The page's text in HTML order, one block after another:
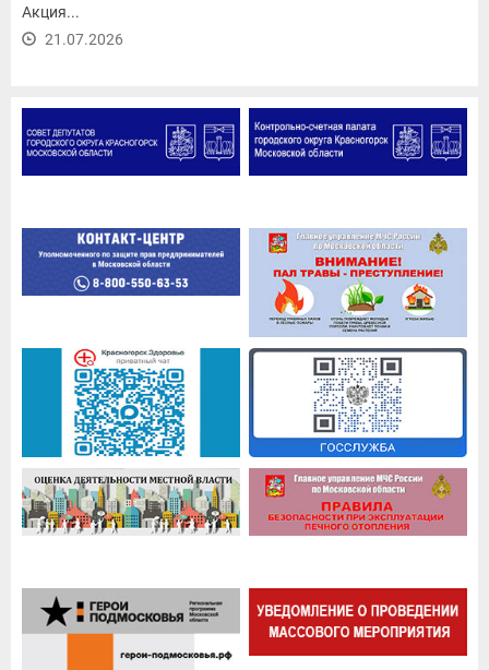
Акция...
21.07.2026